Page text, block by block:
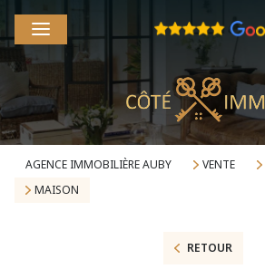
AGENCE IMMOBILIÈRE AUBY VENTE
MAISON
RETOUR